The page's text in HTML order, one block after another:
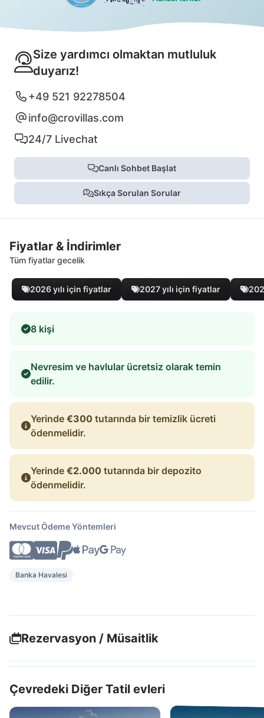
Size yardımcı olmaktan mutluluk
duyarız!
+49 521 92278504
info@crovillas.com
24/7 Livechat
Canlı Sohbet Başlat
Sıkça Sorulan Sorular
Fiyatlar & İndirimler
Tüm fiyatlar gecelik
2026 yılı için fiyatlar 2027 yılı için fiyatlar
8 kişi
Nevresim ve havlular ücretsiz olarak temin
edilir.
Yerinde €300 tutarında bir temizlik ücreti
ödenmelidir.
Yerinde €2.000 tutarında bir depozito
ödenmelidir.
Mevcut Ödeme Yöntemleri
Banka Havalesi
Rezervasyon / Müsaitlik
Çevredeki Diğer Tatil evleri